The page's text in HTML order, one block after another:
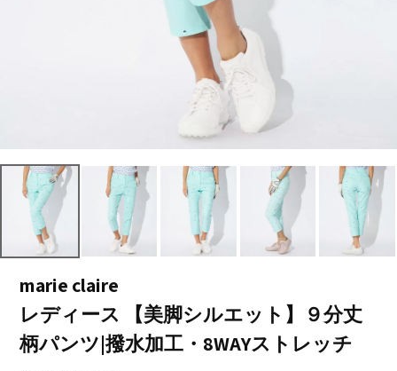
marie claire
レディース 【美脚シルエット】９分丈
柄パンツ|撥水加工・8WAYストレッチ